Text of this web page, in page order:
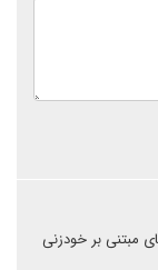
مبتنی بر خودزنی